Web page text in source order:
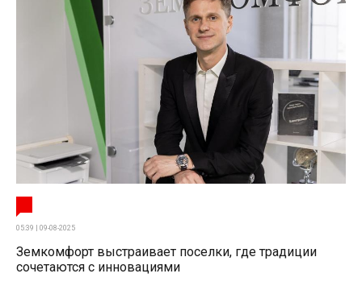
05:39 | 09-08-2025
Земкомфорт выстраивает поселки, где традиции
сочетаются с инновациями